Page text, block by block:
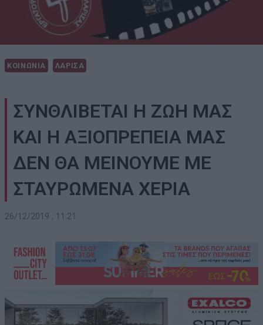
ΚΟΙΝΩΝΙΑ ΛΑΡΙΣΑ
ΣΥΝΘΛΙΒΕΤΑΙ Η ΖΩΗ ΜΑΣ
ΚΑΙ Η ΑΞΙΟΠΡΕΠΕΙΑ ΜΑΣ
ΔΕΝ ΘΑ ΜΕΙΝΟΥΜΕ ΜΕ
ΣΤΑΥΡΩΜΕΝΑ ΧΕΡΙΑ
26/12/2019 , 11:21